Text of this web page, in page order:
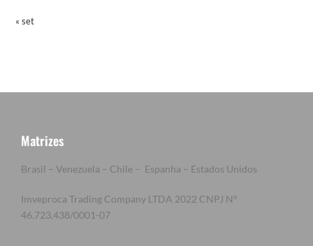
« set
Matrizes
Brasil – Venezuela – Chile – Espanha – Estados Unidos
Imveproca Trading Company LTDA 2022 CNPJ Nº
46.723.438/0001-07